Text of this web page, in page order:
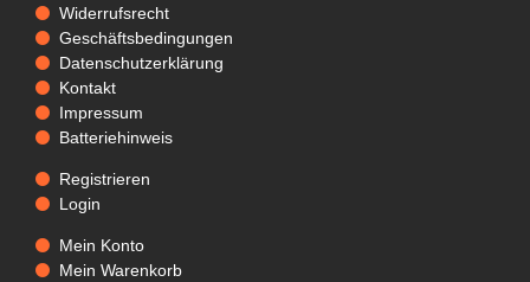
Widerrufsrecht
Geschäftsbedingungen
Datenschutzerklärung
Kontakt
Impressum
Batteriehinweis
Registrieren
Login
Mein Konto
Mein Warenkorb